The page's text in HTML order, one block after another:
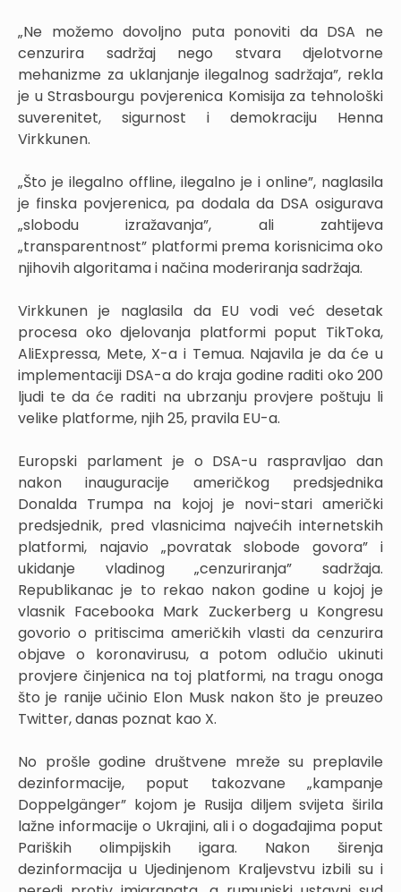
„Ne možemo dovoljno puta ponoviti da DSA ne
cenzurira sadržaj nego stvara djelotvorne
mehanizme za uklanjanje ilegalnog sadržaja”, rekla
je u Strasbourgu povjerenica Komisija za tehnološki
suverenitet, sigurnost i demokraciju Henna
Virkkunen.
„Što je ilegalno offline, ilegalno je i online”, naglasila
je finska povjerenica, pa dodala da DSA osigurava
„slobodu izražavanja”, ali zahtijeva
„transparentnost” platformi prema korisnicima oko
njihovih algoritama i načina moderiranja sadržaja.
Virkkunen je naglasila da EU vodi već desetak
procesa oko djelovanja platformi poput TikToka,
AliExpressa, Mete, X-a i Temua. Najavila je da će u
implementaciji DSA-a do kraja godine raditi oko 200
ljudi te da će raditi na ubrzanju provjere poštuju li
velike platforme, njih 25, pravila EU-a.
Europski parlament je o DSA-u raspravljao dan
nakon inauguracije američkog predsjednika
Donalda Trumpa na kojoj je novi-stari američki
predsjednik, pred vlasnicima najvećih internetskih
platformi, najavio „povratak slobode govora” i
ukidanje vladinog „cenzuriranja” sadržaja.
Republikanac je to rekao nakon godine u kojoj je
vlasnik Facebooka Mark Zuckerberg u Kongresu
govorio o pritiscima američkih vlasti da cenzurira
objave o koronavirusu, a potom odlučio ukinuti
provjere činjenica na toj platformi, na tragu onoga
što je ranije učinio Elon Musk nakon što je preuzeo
Twitter, danas poznat kao X.
No prošle godine društvene mreže su preplavile
dezinformacije, poput takozvane „kampanje
Doppelgänger” kojom je Rusija diljem svijeta širila
lažne informacije o Ukrajini, ali i o događajima poput
Pariških olimpijskih igara. Nakon širenja
dezinformacija u Ujedinjenom Kraljevstvu izbili su i